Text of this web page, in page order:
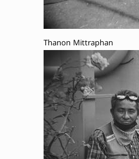
Thanon Mittraphan